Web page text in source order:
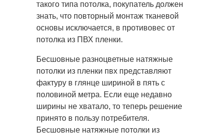
такого типа потолка, покупатель должен
знать, что повторный монтаж тканевой
основы исключается, в противовес от
потолка из ПВХ пленки.
Бесшовные разноцветные натяжные
потолки из пленки пвх представляют
фактуру в глянце шириной в пять с
половиной метра. Если еще недавно
ширины не хватало, то теперь решение
принято в пользу потребителя.
Бесшовные натяжные потолки из